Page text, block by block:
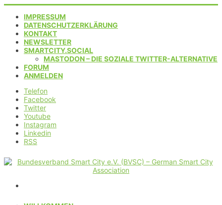
IMPRESSUM
DATENSCHUTZERKLÄRUNG
KONTAKT
NEWSLETTER
SMARTCITY.SOCIAL
MASTODON – DIE SOZIALE TWITTER-ALTERNATIVE
FORUM
ANMELDEN
Telefon
Facebook
Twitter
Youtube
Instagram
Linkedin
RSS